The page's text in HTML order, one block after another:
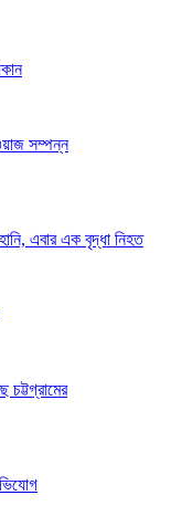
সম্পন্ন
এবার এক বৃদ্ধা নিহত
চট্টগ্রামের